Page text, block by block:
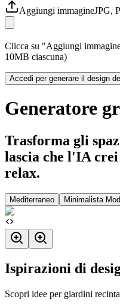
Aggiungi immagineJPG,
Clicca su "Aggiungi
10MB ciascuna)
Accedi per generare il design
Generatore
Trasforma gli
lascia che l'IA
relax.
Mediterraneo Minimalista
Ispirazioni di
Scopri idee per giardini